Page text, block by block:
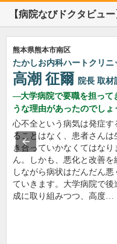
【病院なびドクタビュ
熊本県熊本市南区
たかしお内科ハートクリニ
高潮 征爾 院長 取材
大学病院で要職を担って
うな理由があったのでしょ
心不全という病気は発症す
ることはなく、患者さんは
き合っていかなくてはなり
ん。しかも、悪化と改善を
しながら病状はだんだん悪
ていきます。大学病院で後
成に取り組みつつ、高度…